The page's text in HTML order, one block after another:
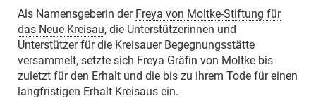
Als Namensgeberin der Freya von Moltke-Stiftung für
das Neue Kreisau, die Unterstützerinnen und
Unterstützer für die Kreisauer Begegnungsstätte
versammelt, setzte sich Freya Gräfin von Moltke bis
zuletzt für den Erhalt und die bis zu ihrem Tode für einen
langfristigen Erhalt Kreisaus ein.